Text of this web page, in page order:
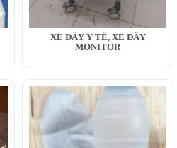
XE ĐẨY Y TẾ, XE ĐẨY
MONITOR